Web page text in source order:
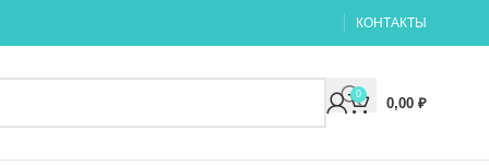
КОНТАКТЫ
0
0,00 ₽